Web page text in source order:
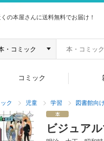
の本屋さんに送料無料でお届け！
コミック
ク 児童 学習 図書館向け
ビジュア